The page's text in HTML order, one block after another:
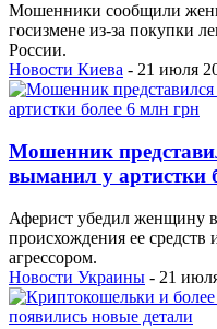
Мошенники сообщили
госизмене из-за покупки
России.
Новости Киева - 21 июля
Мошенник
выманил у артистки
Аферист убедил женщину
происхождения ее средств
агрессором.
Новости Украины - 21